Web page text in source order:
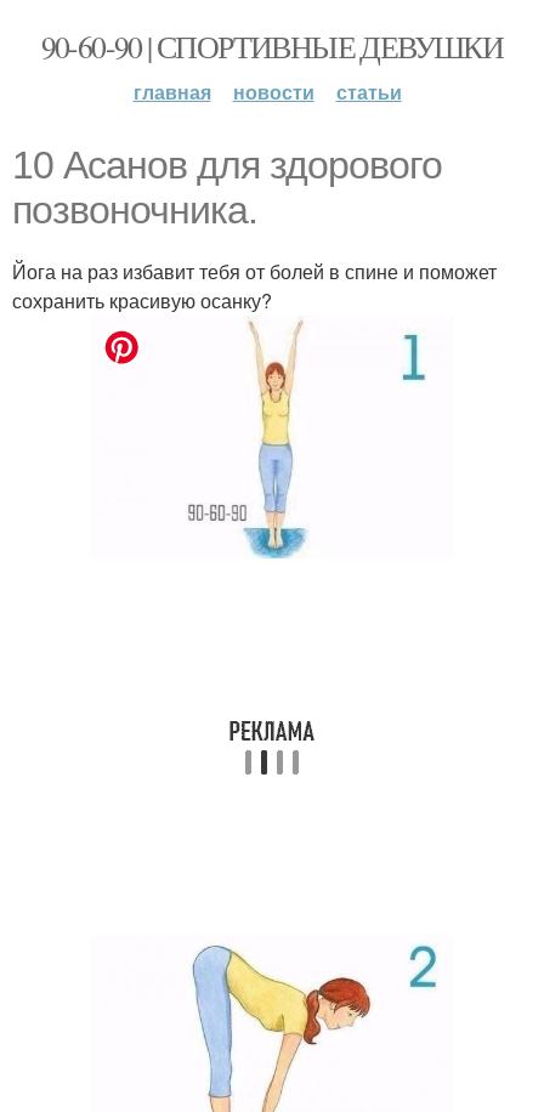
90-60-90 | СПОРТИВНЫЕ ДЕВУШКИ
главная новости статьи
10 Асанов для здорового
позвоночника.
Йога на раз избавит тебя от болей в спине и поможет
сохранить красивую осанку?